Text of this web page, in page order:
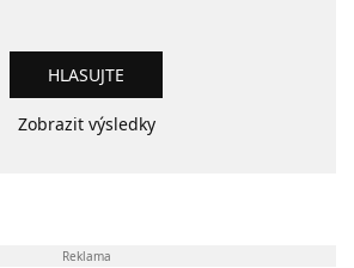
Zobrazit výsledky
Reklama